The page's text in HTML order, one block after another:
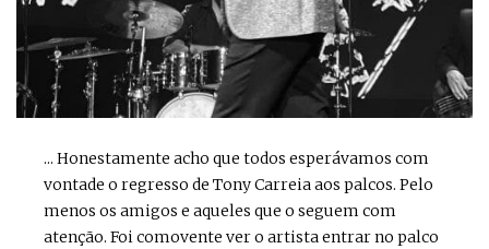
... Honestamente acho que todos esperávamos com
vontade o regresso de Tony Carreia aos palcos. Pelo
menos os amigos e aqueles que o seguem com
atenção. Foi comovente ver o artista entrar no palco